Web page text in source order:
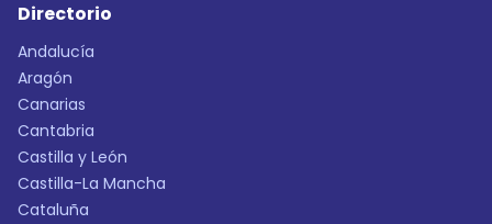
Directorio
Andalucía
Aragón
Canarias
Cantabria
Castilla y León
Castilla-La Mancha
Cataluña